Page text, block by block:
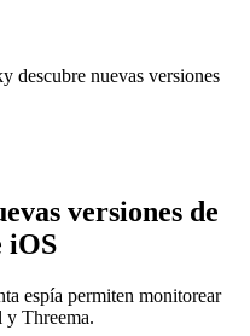
descubre nuevas versiones
versiones de
iOS
espía permiten monitorear
y Threema.